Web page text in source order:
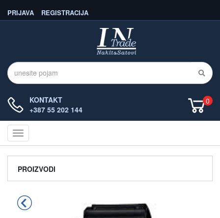
REGISTRACIJA
PRIJAVA
KONTAKT
+387 55 202 144
0
Navigacija
PROIZVODI